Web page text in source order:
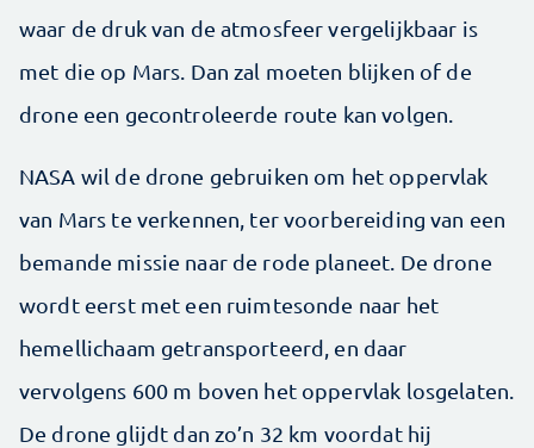
waar de druk van de atmosfeer vergelijkbaar is
met die op Mars. Dan zal moeten blijken of de
drone een gecontroleerde route kan volgen.
NASA wil de drone gebruiken om het oppervlak
van Mars te verkennen, ter voorbereiding van een
bemande missie naar de rode planeet. De drone
wordt eerst met een ruimtesonde naar het
hemellichaam getransporteerd, en daar
vervolgens 600 m boven het oppervlak losgelaten.
De drone glijdt dan zo’n 32 km voordat hij